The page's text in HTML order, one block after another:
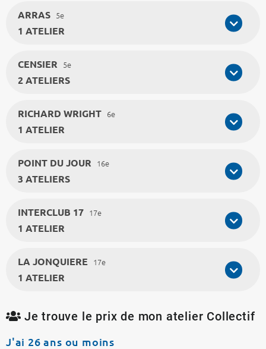
ARRAS 5e
1 ATELIER
CENSIER 5e
2 ATELIERS
RICHARD WRIGHT 6e
1 ATELIER
POINT DU JOUR 16e
3 ATELIERS
INTERCLUB 17 17e
1 ATELIER
LA JONQUIERE 17e
1 ATELIER
Je trouve le prix de mon atelier Collectif
J'ai 26 ans ou moins